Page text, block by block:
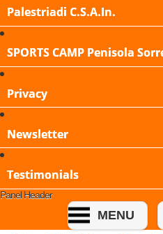
Palestriadi C.S.A.In.
SPORTS CAMP Penisola
Privacy
Newsletter
Testimonials
Panel Header
MENU